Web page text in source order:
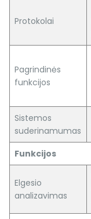
Protokolai
Pagrindinės
funkcijos
Sistemos
suderinamumas
Funkcijos
Elgesio
analizavimas